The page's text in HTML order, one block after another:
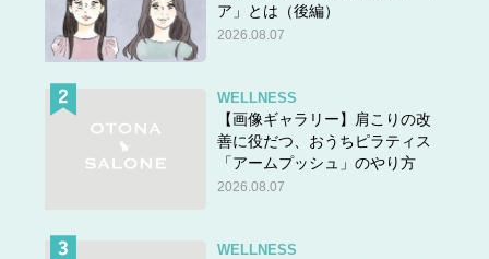
ア」とは（後編）
2026.08.07
WELLNESS
【画像ギャラリー】肩こりの改
善に役だつ、おうちピラティス
「アームプッシュ」のやり方
2026.08.07
WELLNESS